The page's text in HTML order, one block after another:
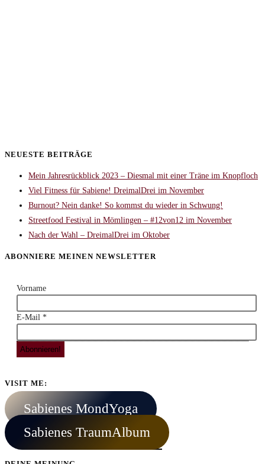
NEUESTE BEITRÄGE
Mein Jahresrückblick 2023 – Diesmal mit einer Träne im Knopfloch
Viel Fitness für Sabiene! DreimalDrei im November
Burnout? Nein danke! So kommst du wieder in Schwung!
Streetfood Festival in Mömlingen – #12von12 im November
Nach der Wahl – DreimalDrei im Oktober
ABONNIERE MEINEN NEWSLETTER
Vorname
E-Mail *
VISIT ME:
Sabienes MondYoga
Sabienes TraumAlbum